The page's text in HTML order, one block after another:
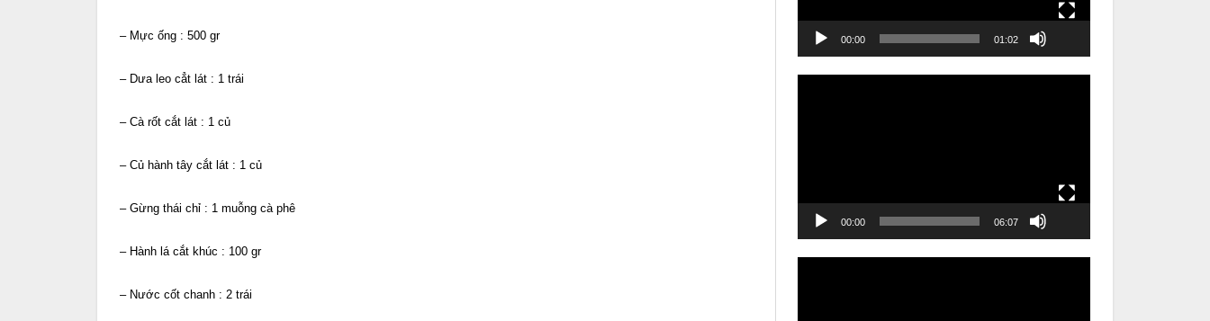
– Mực ống : 500 gr
– Dưa leo cẳt lát : 1 trái
– Cà rốt cắt lát : 1 củ
– Củ hành tây cắt lát : 1 củ
– Gừng thái chỉ : 1 muỗng cà phê
– Hành lá cắt khúc : 100 gr
– Nước cốt chanh : 2 trái
00:00 01:02
00:00 06:07